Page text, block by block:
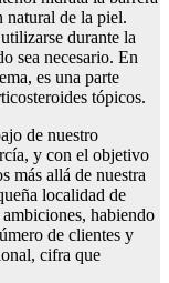
natural de la piel.
durante la
sea necesario. En
es una parte
tópicos.
de nuestro
y con el objetivo
más allá de nuestra
localidad de
habiendo
de clientes y
cifra que